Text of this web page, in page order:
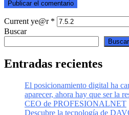
Current ye@r *
Buscar
Buscar
Entradas recientes
El posicionamiento digital ha
aparecer, ahora hay que ser la
CEO de PROFESIONALNET
Descubre la tecnología de